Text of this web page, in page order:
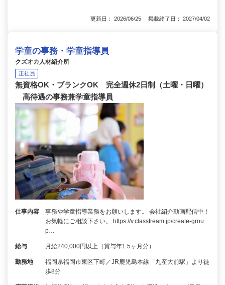
更新日： 2026/06/25 掲載終了日： 2027/04/02
学童の事務・学童指導員
クズオカ人材紹介所
正社員
無資格OK・ブランクOK 完全週休2日制（土曜・日曜）
高待遇の事務兼学童指導員
仕事内容
事務や学童指導業務をお願いします。 会社紹介動画配信中！
お気軽にご相談下さい。 https://v.classtream.jp/create-grou
p…
給与 月給240,000円以上（賞与年1.5ヶ月分）
勤務地
福岡県福岡市東区下町／JR鹿児島本線「九産大前駅」より徒
歩8分